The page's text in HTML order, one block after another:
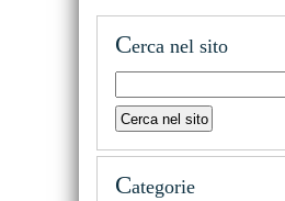
Cerca nel sito
Categorie